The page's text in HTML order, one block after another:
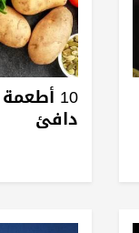
10
دافئ